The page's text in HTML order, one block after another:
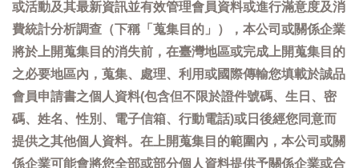
或活動及其最新資訊並有效管理會員資料或進行滿意度及消
費統計分析調查（下稱「蒐集目的」），本公司或關係企業
將於上開蒐集目的消失前，在臺灣地區或完成上開蒐集目的
之必要地區內，蒐集、處理、利用或國際傳輸您填載於誠品
會員申請書之個人資料(包含但不限於證件號碼、生日、密
碼、姓名、性別、電子信箱、行動電話)或日後經您同意而
提供之其他個人資料。在上開蒐集目的範圍內，本公司或關
係企業可能會將您全部或部分個人資料提供予關係企業或合